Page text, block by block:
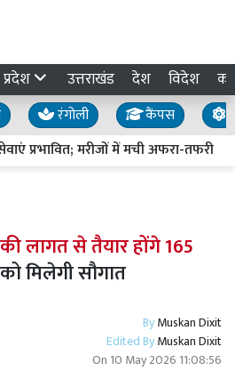
उत्तराखंड देश विदेश
रंगोली कैंपस
प्रभावित; मरीजों में मची अफरा-तफरी
लागत से तैयार होंगे 165
मिलेगी सौगात
ByMuskan Dixit
Edited ByMuskan Dixit
On 10 May 2026 11:08:56